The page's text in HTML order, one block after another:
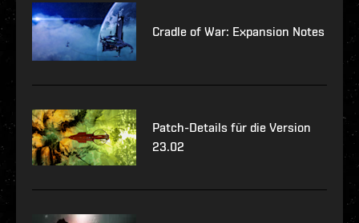
Cradle of War: Expansion Notes
Patch-Details für die Version
23.02